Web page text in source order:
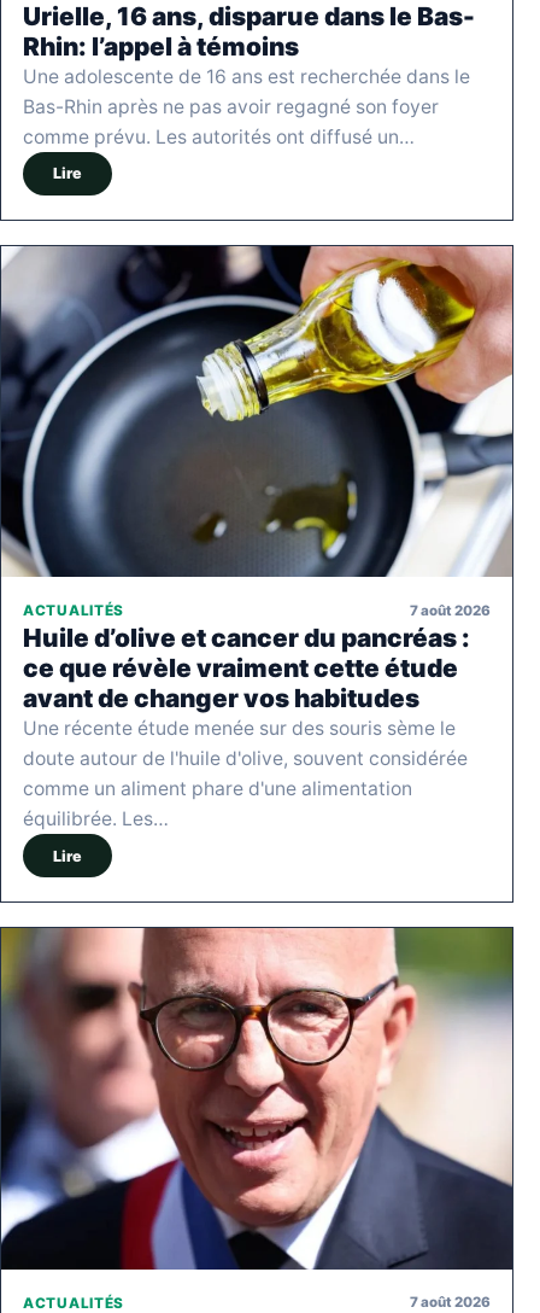
Urielle, 16 ans, disparue dans le Bas-
Rhin: l’appel à témoins
Une adolescente de 16 ans est recherchée dans le
Bas-Rhin après ne pas avoir regagné son foyer
comme prévu. Les autorités ont diffusé un…
Lire
ACTUALITÉS 7 août 2026
Huile d’olive et cancer du pancréas :
ce que révèle vraiment cette étude
avant de changer vos habitudes
Une récente étude menée sur des souris sème le
doute autour de l'huile d'olive, souvent considérée
comme un aliment phare d'une alimentation
équilibrée. Les…
Lire
ACTUALITÉS 7 août 2026